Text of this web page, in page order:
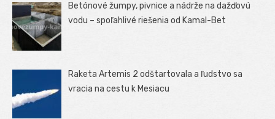
Betónové žumpy, pivnice a nádrže na dažďovú
vodu – spoľahlivé riešenia od Kamal-Bet
Raketa Artemis 2 odštartovala a ľudstvo sa
vracia na cestu k Mesiacu